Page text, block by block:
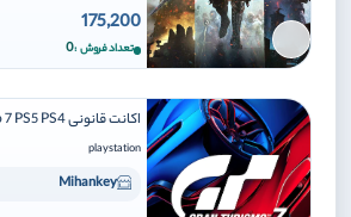
برای افزودن وارد شوید
175,200
تعداد فروش 0
اکانت قانونی Gran Turismo 7 PS5 PS4
playstation
Mihankey